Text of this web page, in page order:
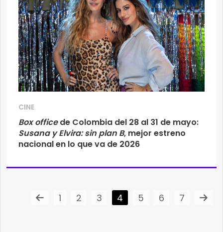
CINE
Box officede Colombia del 28 al 31 de mayo:
Susana y Elvira: sin plan B, mejor estreno
nacional en lo que va de 2026
1 2 3 4 5 6 7